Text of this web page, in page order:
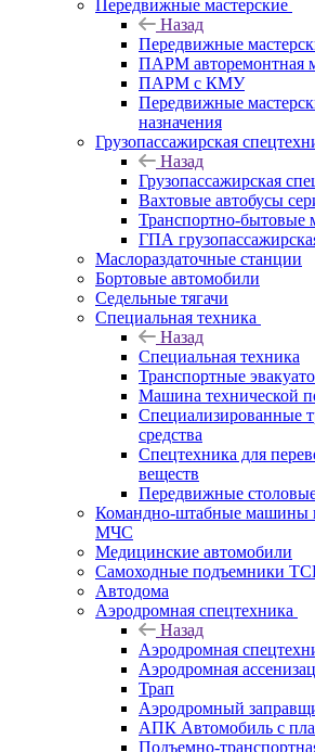
Передвижные мастерские
Назад
Передвижные
ПАРМ авторемонтная
ПАРМ с КМУ
Передвижные
назначения
Грузопассажирская
Назад
Грузопассажирская
Вахтовые автобусы
Транспортно-
ГПА
Маслораздаточные станции
Бортовые автомобили
Седельные тягачи
Специальная техника
Назад
Специальная техника
Транспортные
Машина технической
Специализированные
средства
Спецтехника для
веществ
Передвижные
Командно-штабные машины
МЧС
Медицинские автомобили
Самоходные подъемники
Автодома
Аэродромная спецтехника
Назад
Аэродромная
Аэродромная
Трап
Аэродромный
АПК Автомобиль с
Подъемно-